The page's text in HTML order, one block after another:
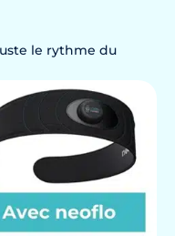
le rythme du